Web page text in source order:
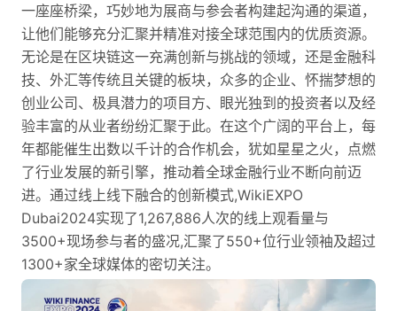
一座座桥梁，巧妙地为展商与参会者构建起沟通的渠道，
让他们能够充分汇聚并精准对接全球范围内的优质资源。
无论是在区块链这一充满创新与挑战的领域，还是金融科
技、外汇等传统且关键的板块，众多的企业、怀揣梦想的
创业公司、极具潜力的项目方、眼光独到的投资者以及经
验丰富的从业者纷纷汇聚于此。在这个广阔的平台上，每
年都能催生出数以千计的合作机会，犹如星星之火，点燃
了行业发展的新引擎，推动着全球金融行业不断向前迈
进。通过线上线下融合的创新模式,WikiEXPO
Dubai2024实现了1,267,886人次的线上观看量与
3500+现场参与者的盛况,汇聚了550+位行业领袖及超过
1300+家全球媒体的密切关注。